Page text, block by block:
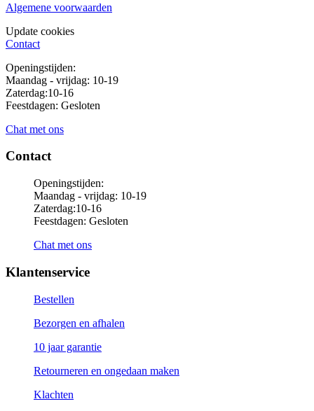
Algemene voorwaarden
Update cookies
Contact
Openingstijden:
Maandag - vrijdag: 10-19
Zaterdag:10-16
Feestdagen: Gesloten
Chat met ons
Contact
Openingstijden:
Maandag - vrijdag: 10-19
Zaterdag:10-16
Feestdagen: Gesloten
Chat met ons
Klantenservice
Bestellen
Bezorgen en afhalen
10 jaar garantie
Retourneren en ongedaan maken
Klachten